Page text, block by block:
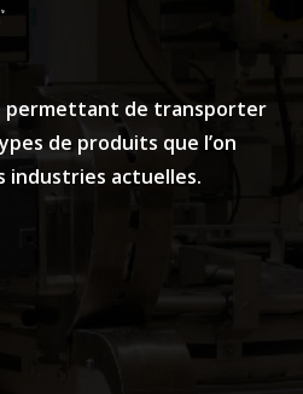
permettant de transporter
de produits que l’on
industries actuelles.